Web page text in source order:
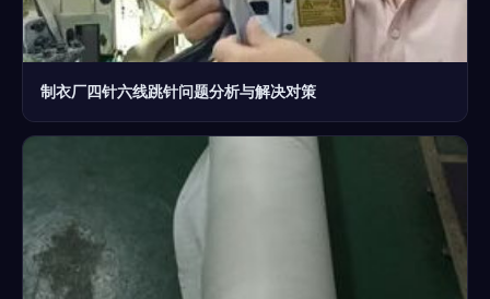
制衣厂四针六线跳针问题分析与解决对策